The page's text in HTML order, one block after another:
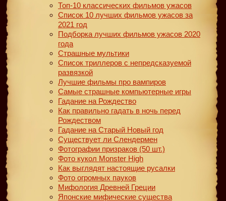
Топ-10 классических фильмов ужасов
Список 10 лучших фильмов ужасов за
2021 год
Подборка лучших фильмов ужасов 2020
года
Страшные мультики
Список триллеров с непредсказуемой
развязкой
Лучшие фильмы про вампиров
Самые страшные компьютерные игры
Гадание на Рождество
Как правильно гадать в ночь перед
Рождеством
Гадание на Старый Новый год
Существует ли Слендермен
Фотографии призраков (50 шт.)
Фото кукол Monster High
Как выглядят настоящие русалки
Фото огромных пауков
Мифология Древней Греции
Японские мифические существа